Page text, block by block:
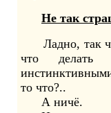
Не так
Ладно, так
что делать
то что?..
А ничё.